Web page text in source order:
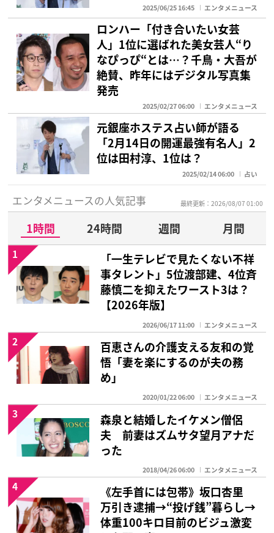
2025/06/25 16:45 エンタメニュース
ロンハー「付き合いたい女芸
人」1位に選ばれた美女芸人“り
なぴっぴ“とは…？千鳥・大吾が
絶賛、昨年にはデジタル写真集
発売
2025/02/27 06:00 エンタメニュース
元銀座ホステス占い師が語る
「2月14日の開運最強有名人」2
位は田村淳、1位は？
2025/02/14 06:00 占い
エンタメニュースの人気記事 最終更新：2026/08/07 01:00
1時間 24時間 週間
月間
「一生テレビで見たくない不祥
事タレント」5位渡部建、4位斉
藤慎二を抑えたワースト3は？
【2026年版】
2026/06/17 11:00 エンタメニュース
1
百恵さんの介護支える友和の覚
悟「妻を楽にするのが夫の務
め」
2020/01/22 06:00 エンタメニュース
2
森泉と結婚したイケメン僧侶
夫 前妻はズムサタ望月アナだ
った
2018/04/26 06:00 エンタメニュース
3
《左手首には包帯》坂口杏里
万引き逮捕→“投げ銭”暮らし→
体重100キロ目前のビジュ激変
4